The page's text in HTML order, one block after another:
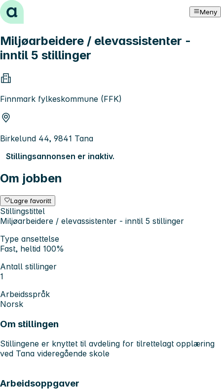
Hopp til innhold Meny
Miljøarbeidere / elevassistenter -
inntil 5 stillinger
Finnmark fylkeskommune (FFK)
Birkelund 44, 9841 Tana
Stillingsannonsen er inaktiv.
Om jobben
Lagre favoritt
Stillingstittel
Miljøarbeidere / elevassistenter - inntil 5 stillinger
Type ansettelse
Fast, heltid 100%
Antall stillinger
1
Arbeidsspråk
Norsk
Om stillingen
Stillingene er knyttet til avdeling for tilrettelagt opplæring
ved Tana videregående skole
Arbeidsoppgaver